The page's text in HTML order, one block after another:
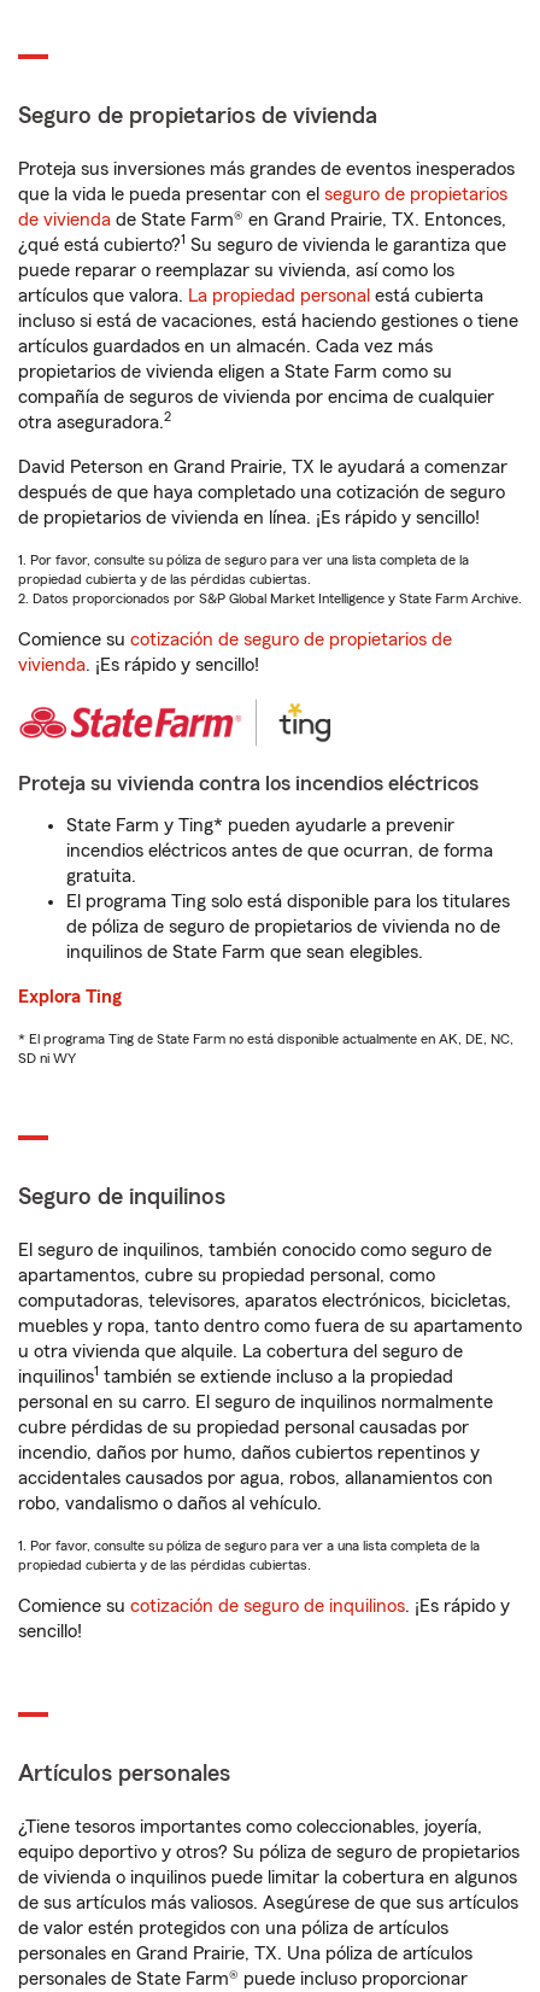
Seguro de propietarios de vivienda
Proteja sus inversiones más grandes de eventos inesperados
que la vida le pueda presentar con el seguro de propietarios
de vivienda de State Farm® en Grand Prairie, TX. Entonces,
¿qué está cubierto?1 Su seguro de vivienda le garantiza que
puede reparar o reemplazar su vivienda, así como los
artículos que valora. La propiedad personal está cubierta
incluso si está de vacaciones, está haciendo gestiones o tiene
artículos guardados en un almacén. Cada vez más
propietarios de vivienda eligen a State Farm como su
compañía de seguros de vivienda por encima de cualquier
otra aseguradora.2
David Peterson en Grand Prairie, TX le ayudará a comenzar
después de que haya completado una cotización de seguro
de propietarios de vivienda en línea. ¡Es rápido y sencillo!
1. Por favor, consulte su póliza de seguro para ver una lista completa de la
propiedad cubierta y de las pérdidas cubiertas.
2. Datos proporcionados por S&P Global Market Intelligence y State Farm Archive.
Comience su cotización de seguro de propietarios de
vivienda. ¡Es rápido y sencillo!
Proteja su vivienda contra los incendios eléctricos
State Farm y Ting* pueden ayudarle a prevenir
incendios eléctricos antes de que ocurran, de forma
gratuita.
El programa Ting solo está disponible para los titulares
de póliza de seguro de propietarios de vivienda no de
inquilinos de State Farm que sean elegibles.
Explora Ting
* El programa Ting de State Farm no está disponible actualmente en AK, DE, NC,
SD ni WY
Seguro de inquilinos
El seguro de inquilinos, también conocido como seguro de
apartamentos, cubre su propiedad personal, como
computadoras, televisores, aparatos electrónicos, bicicletas,
muebles y ropa, tanto dentro como fuera de su apartamento
u otra vivienda que alquile. La cobertura del seguro de
inquilinos1 también se extiende incluso a la propiedad
personal en su carro. El seguro de inquilinos normalmente
cubre pérdidas de su propiedad personal causadas por
incendio, daños por humo, daños cubiertos repentinos y
accidentales causados por agua, robos, allanamientos con
robo, vandalismo o daños al vehículo.
1. Por favor, consulte su póliza de seguro para ver a una lista completa de la
propiedad cubierta y de las pérdidas cubiertas.
Comience su cotización de seguro de inquilinos. ¡Es rápido y
sencillo!
Artículos personales
¿Tiene tesoros importantes como coleccionables, joyería,
equipo deportivo y otros? Su póliza de seguro de propietarios
de vivienda o inquilinos puede limitar la cobertura en algunos
de sus artículos más valiosos. Asegúrese de que sus artículos
de valor estén protegidos con una póliza de artículos
personales en Grand Prairie, TX. Una póliza de artículos
personales de State Farm® puede incluso proporcionar